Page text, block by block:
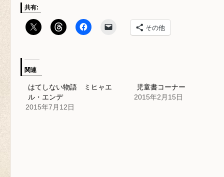
共有:
その他
関連
はてしない物語 ミヒャエ
ル・エンデ
2015年7月12日
児童書コーナー
2015年2月15日